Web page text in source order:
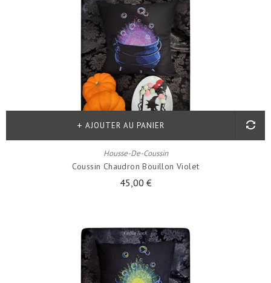
Housse-De-Coussin
Coussin Chaudron Bouillon Violet
45,00 €
AJOUTER AU PANIER